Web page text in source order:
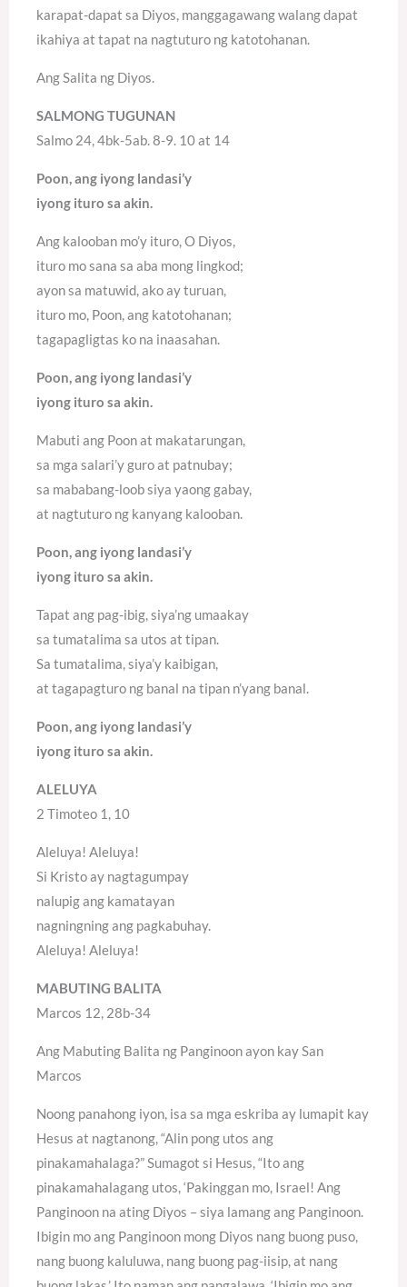
karapat-dapat sa Diyos, manggagawang walang dapat
ikahiya at tapat na nagtuturo ng katotohanan.
Ang Salita ng Diyos.
SALMONG TUGUNAN
Salmo 24, 4bk-5ab. 8-9. 10 at 14
Poon, ang iyong landasi’y
iyong ituro sa akin.
Ang kalooban mo’y ituro, O Diyos,
ituro mo sana sa aba mong lingkod;
ayon sa matuwid, ako ay turuan,
ituro mo, Poon, ang katotohanan;
tagapagligtas ko na inaasahan.
Poon, ang iyong landasi’y
iyong ituro sa akin.
Mabuti ang Poon at makatarungan,
sa mga salari’y guro at patnubay;
sa mababang-loob siya yaong gabay,
at nagtuturo ng kanyang kalooban.
Poon, ang iyong landasi’y
iyong ituro sa akin.
Tapat ang pag-ibig, siya’ng umaakay
sa tumatalima sa utos at tipan.
Sa tumatalima, siya’y kaibigan,
at tagapagturo ng banal na tipan n’yang banal.
Poon, ang iyong landasi’y
iyong ituro sa akin.
ALELUYA
2 Timoteo 1, 10
Aleluya! Aleluya!
Si Kristo ay nagtagumpay
nalupig ang kamatayan
nagningning ang pagkabuhay.
Aleluya! Aleluya!
MABUTING BALITA
Marcos 12, 28b-34
Ang Mabuting Balita ng Panginoon ayon kay San
Marcos
Noong panahong iyon, isa sa mga eskriba ay lumapit kay
Hesus at nagtanong, “Alin pong utos ang
pinakamahalaga?” Sumagot si Hesus, “Ito ang
pinakamahalagang utos, ‘Pakinggan mo, Israel! Ang
Panginoon na ating Diyos – siya lamang ang Panginoon.
Ibigin mo ang Panginoon mong Diyos nang buong puso,
nang buong kaluluwa, nang buong pag-iisip, at nang